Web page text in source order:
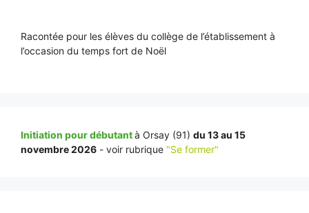
Racontée pour les élèves du collège de l’établissement à
l’occasion du temps fort de Noël
Initiation pour débutantà Orsay (91) du 13 au 15
novembre 2026 - voir rubrique "Se former"